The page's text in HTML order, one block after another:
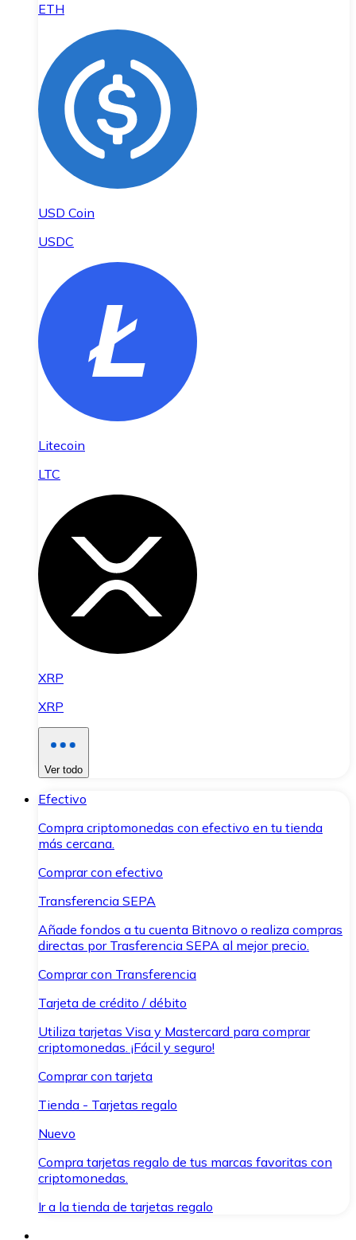
ETH
USD Coin
USDC
Litecoin
LTC
XRP
XRP
Ver todo
Efectivo
Compra criptomonedas con efectivo en tu tienda
más cercana.
Comprar con efectivo
Transferencia SEPA
Añade fondos a tu cuenta Bitnovo o realiza compras
directas por Trasferencia SEPA al mejor precio.
Comprar con Transferencia
Tarjeta de crédito / débito
Utiliza tarjetas Visa y Mastercard para comprar
criptomonedas. ¡Fácil y seguro!
Comprar con tarjeta
Tienda - Tarjetas regalo
Nuevo
Compra tarjetas regalo de tus marcas favoritas con
criptomonedas.
Ir a la tienda de tarjetas regalo